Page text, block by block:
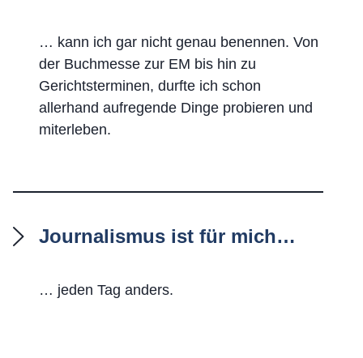
… kann ich gar nicht genau benennen. Von
der Buchmesse zur EM bis hin zu
Gerichtsterminen, durfte ich schon
allerhand aufregende Dinge probieren und
miterleben.
Journalismus ist für mich…
… jeden Tag anders.